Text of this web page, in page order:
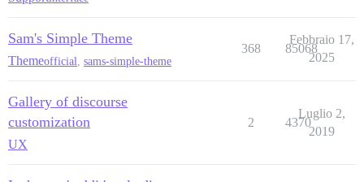
Sam's Simple Theme
Themeofficial sams-simple-theme
368 85068
Febbraio 17,
2025
Gallery of discourse
customization
UX
2 4370
Luglio 2,
2019